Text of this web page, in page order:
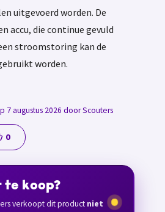
uitgevoerd worden. De
accu, die continue gevuld
stroomstoring kan de
worden.
7 augustus 2026 door Scouters
0
te koop?
verkoopt dit product niet